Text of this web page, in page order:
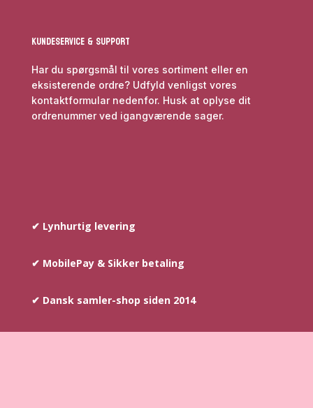
Kundeservice & Support
Har du spørgsmål til vores sortiment eller en
eksisterende ordre? Udfyld venligst vores
kontaktformular nedenfor. Husk at oplyse dit
ordrenummer ved igangværende sager.
✔ Lynhurtig levering
✔ MobilePay & Sikker betaling
✔ Dansk samler-shop siden 2014